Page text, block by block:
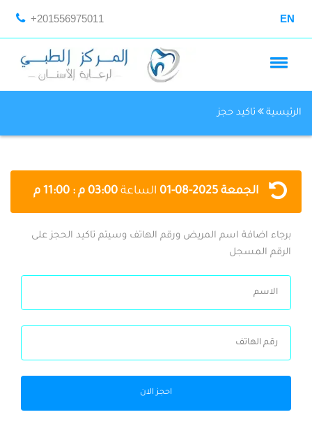
+201556975011 EN
الرئيسية تاكيد حجز
الجمعة 2025-08-01 الساعة 03:00 م : 11:00 م
برجاء اضافة اسم المريض ورقم الهاتف وسيتم تاكيد الحجز على
الرقم المسجل
احجز الان